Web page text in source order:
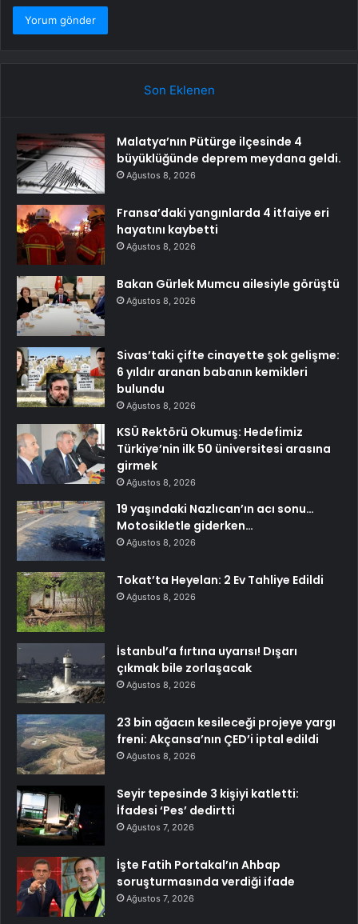
Son Eklenen
Malatya’nın Pütürge ilçesinde 4
büyüklüğünde deprem meydana geldi.
Ağustos 8, 2026
Fransa’daki yangınlarda 4 itfaiye eri
hayatını kaybetti
Ağustos 8, 2026
Bakan Gürlek Mumcu ailesiyle görüştü
Ağustos 8, 2026
Sivas’taki çifte cinayette şok gelişme:
6 yıldır aranan babanın kemikleri
bulundu
Ağustos 8, 2026
KSÜ Rektörü Okumuş: Hedefimiz
Türkiye’nin ilk 50 üniversitesi arasına
girmek
Ağustos 8, 2026
19 yaşındaki Nazlıcan’ın acı sonu…
Motosikletle giderken…
Ağustos 8, 2026
Tokat’ta Heyelan: 2 Ev Tahliye Edildi
Ağustos 8, 2026
İstanbul’a fırtına uyarısı! Dışarı
çıkmak bile zorlaşacak
Ağustos 8, 2026
23 bin ağacın kesileceği projeye yargı
freni: Akçansa’nın ÇED’i iptal edildi
Ağustos 8, 2026
Seyir tepesinde 3 kişiyi katletti:
İfadesi ‘Pes’ dedirtti
Ağustos 7, 2026
İşte Fatih Portakal’ın Ahbap
soruşturmasında verdiği ifade
Ağustos 7, 2026